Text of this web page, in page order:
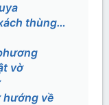
thùng…
vờ
hướng về